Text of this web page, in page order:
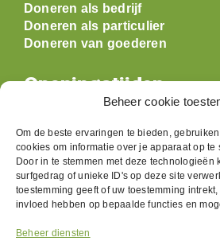
Beheer cookie
Om de beste ervaringen te bieden,
cookies om informatie over je apparaat op
Door in te stemmen met deze
surfgedrag of unieke ID's op deze site
toestemming geeft of uw toestemming
invloed hebben op bepaalde functies en
Beheer diensten
Doneren als bedrijf
Doneren als particulier
Doneren van goederen
Openingstijden
Maandag: gesloten
Dinsdag:09:30 t/m 17:00
Woensdag:09:30 t/m 17:00
Donderdag:09:30 t/m 17:00
Vrijdag:09:30 t/m 17:00
Zondag: gesloten